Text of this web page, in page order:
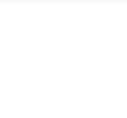
2025.02.02Újabb